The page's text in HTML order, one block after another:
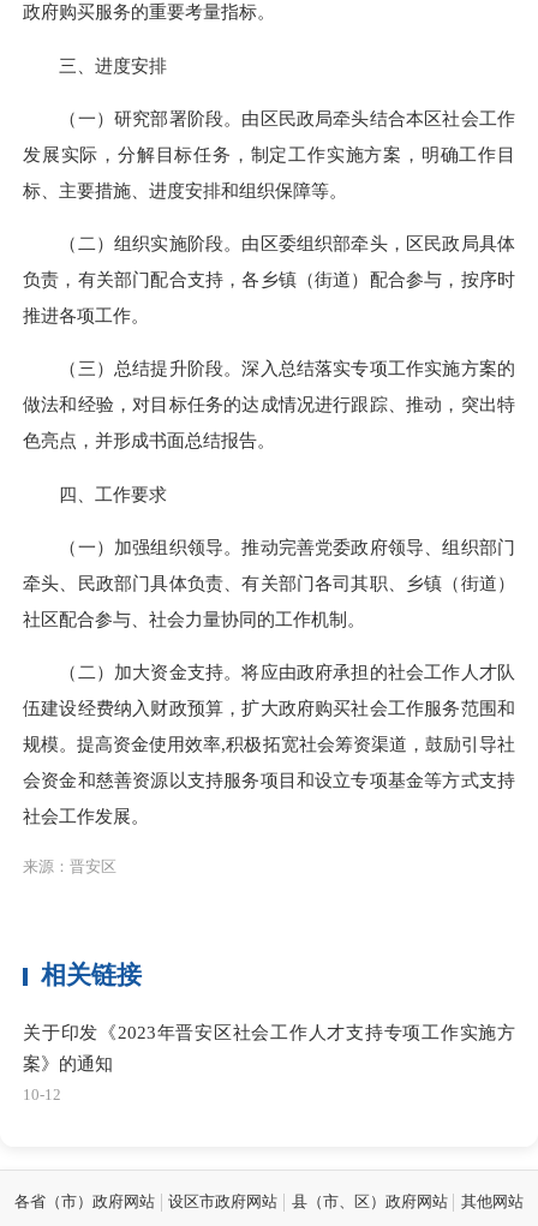
政府购买服务的重要考量指标。
三、进度安排
（一）研究部署阶段。由区民政局牵头结合本区社会工作
发展实际，分解目标任务，制定工作实施方案，明确工作目
标、主要措施、进度安排和组织保障等。
（二）组织实施阶段。由区委组织部牵头，区民政局具体
负责，有关部门配合支持，各乡镇（街道）配合参与，按序时
推进各项工作。
（三）总结提升阶段。深入总结落实专项工作实施方案的
做法和经验，对目标任务的达成情况进行跟踪、推动，突出特
色亮点，并形成书面总结报告。
四、工作要求
（一）加强组织领导。推动完善党委政府领导、组织部门
牵头、民政部门具体负责、有关部门各司其职、乡镇（街道）
社区配合参与、社会力量协同的工作机制。
（二）加大资金支持。将应由政府承担的社会工作人才队
伍建设经费纳入财政预算，扩大政府购买社会工作服务范围和
规模。提高资金使用效率,积极拓宽社会筹资渠道，鼓励引导社
会资金和慈善资源以支持服务项目和设立专项基金等方式支持
社会工作发展。
来源：晋安区
相关链接
关于印发《2023年晋安区社会工作人才支持专项工作实施方
案》的通知
10-12
各省（市）政府网站 设区市政府网站 县（市、区）政府网站 其他网站